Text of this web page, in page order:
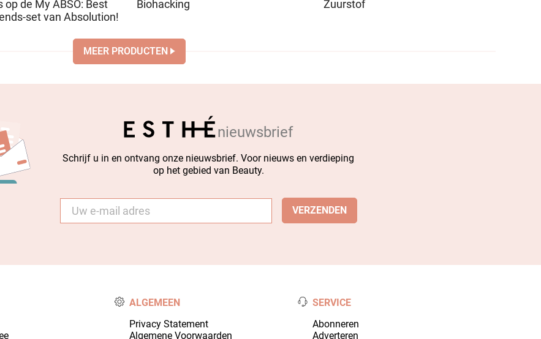
op de My ABSO: Best
set van Absolution!
Biohacking Zuurstof
MEER PRODUCTEN
nieuwsbrief
Schrijf u in en ontvang onze nieuwsbrief. Voor nieuws en verdieping
op het gebied van Beauty.
mail *
ALGEMEEN
Privacy Statement
Algemene Voorwaarden
SERVICE
Abonneren
Adverteren